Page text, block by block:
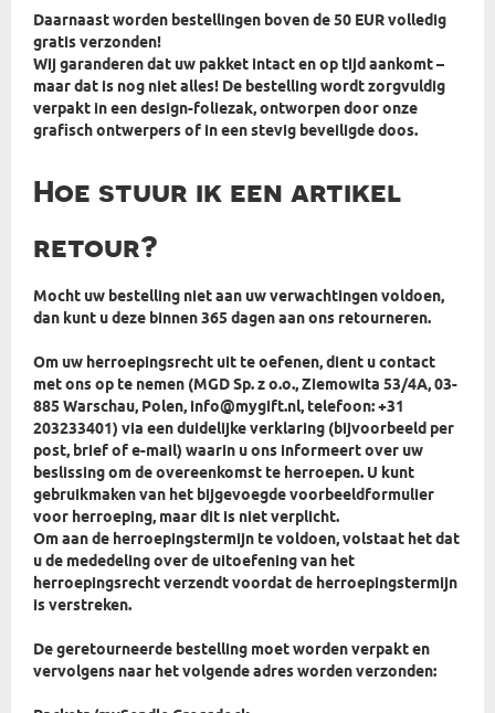
Daarnaast worden bestellingen boven de 50 EUR volledig
gratis verzonden!
Wij garanderen dat uw pakket intact en op tijd aankomt –
maar dat is nog niet alles! De bestelling wordt zorgvuldig
verpakt ineen design-foliezak, ontworpen door onze
grafisch ontwerpersof in een stevig beveiligde doos.
Hoe stuur ik een artikel
retour?
Mocht uw bestelling niet aan uw verwachtingen voldoen,
dan kunt u deze binnen 365 dagen aan ons retourneren.
Om uw herroepingsrecht uit te oefenen, dient u contact
met ons op te nemen (MGD Sp. z o.o., Ziemowita 53/4A, 03-
885 Warschau, Polen, info@mygift.nl, telefoon: +31
203233401) via een duidelijke verklaring (bijvoorbeeld per
post, brief of e-mail) waarin u ons informeert over uw
beslissing om de overeenkomst te herroepen. U kunt
gebruikmaken van het bijgevoegde voorbeeldformulier
voor herroeping, maar dit is niet verplicht.
Om aan de herroepingstermijn te voldoen, volstaat het dat
u de mededeling over de uitoefening van het
herroepingsrecht verzendt voordat de herroepingstermijn
is verstreken.
De geretourneerde bestelling moet worden verpakt en
vervolgens naar het volgende adres worden verzonden: